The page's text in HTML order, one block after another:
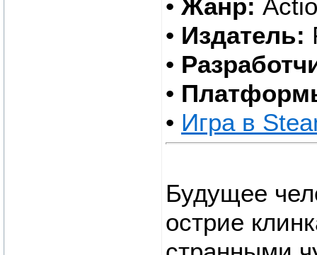
• Жанр:
• Издатель:
•
•
• Игра в
Будущее
острие